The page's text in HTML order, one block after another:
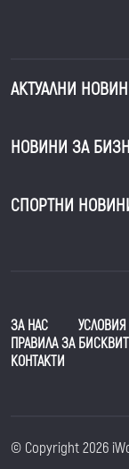
АКТУАЛНИ
НОВИНИ ЗА
СПОРТНИ
ЗА НАС
ПРАВИЛА ЗА
КОНТАКТИ
© Copyright 2026